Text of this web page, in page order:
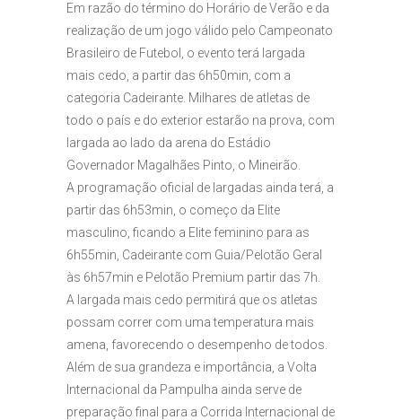
Em razão do término do Horário de Verão e da
realização de um jogo válido pelo Campeonato
Brasileiro de Futebol, o evento terá largada
mais cedo, a partir das 6h50min, com a
categoria Cadeirante. Milhares de atletas de
todo o país e do exterior estarão na prova, com
largada ao lado da arena do Estádio
Governador Magalhães Pinto, o Mineirão.
A programação oficial de largadas ainda terá, a
partir das 6h53min, o começo da Elite
masculino, ficando a Elite feminino para as
6h55min, Cadeirante com Guia/Pelotão Geral
às 6h57min e Pelotão Premium partir das 7h.
A largada mais cedo permitirá que os atletas
possam correr com uma temperatura mais
amena, favorecendo o desempenho de todos.
Além de sua grandeza e importância, a Volta
Internacional da Pampulha ainda serve de
preparação final para a Corrida Internacional de